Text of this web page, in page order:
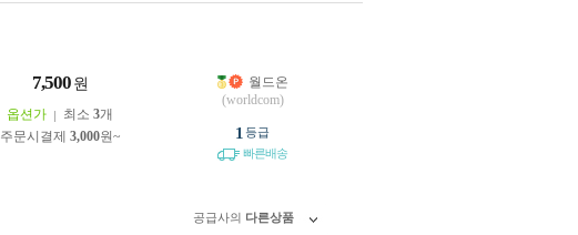
7,500 원
옵션가 최소 3개
주문시결제 3,000원~
월드온
(worldcom)
1 등급
빠른배송
공급사의 다른상품